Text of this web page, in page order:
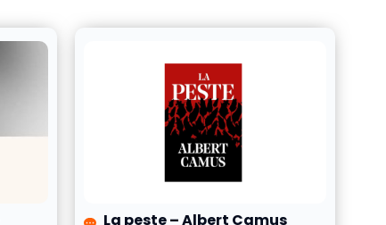
La peste – Albert Camus